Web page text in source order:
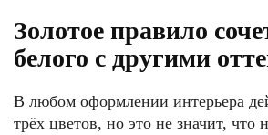
Золотое правило
белого с другими
В любом оформлении интерьера
трёх цветов, но это не значит, что